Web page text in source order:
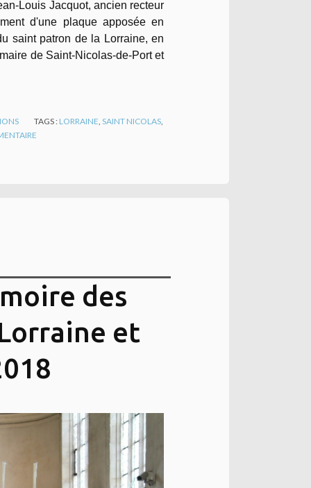
Louis Jacquot, ancien recteur
d'une plaque apposée en
saint patron de la Lorraine, en
de Saint-Nicolas-de-Port et
TAGS : LORRAINE ,SAINT NICOLAS
des
et